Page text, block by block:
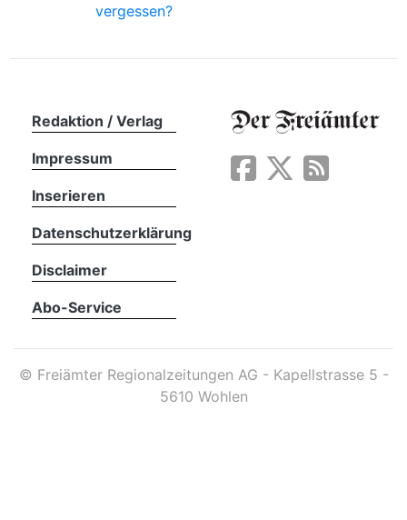
Paper
App
vergessen?
Redaktion / Verlag
Impressum
Inserieren
Datenschutzerklärung
Disclaimer
Abo-Service
© Freiämter Regionalzeitungen AG - Kapellstrasse 5 -
5610 Wohlen